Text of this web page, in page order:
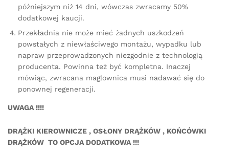
późniejszym niż 14 dni, wówczas zwracamy 50%
dodatkowej kaucji.
Przekładnia nie może mieć żadnych uszkodzeń
powstałych z niewłaściwego montażu, wypadku lub
napraw przeprowadzonych niezgodnie z technologią
producenta. Powinna też być kompletna. Inaczej
mówiąc, zwracana maglownica musi nadawać się do
ponownej regeneracji.
UWAGA !!!!
DRĄŻKI KIEROWNICZE , OSŁONY DRĄŻKÓW , KOŃCÓWKI
DRĄŻKÓW TO OPCJA DODATKOWA !!!